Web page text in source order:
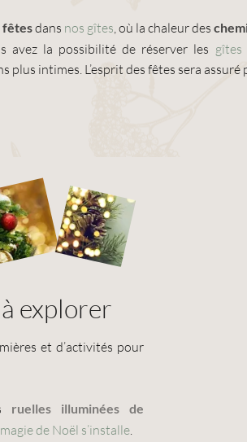
fêtesdans nos gîtes, où la chaleur des
avez la possibilité de réserver les gîtes
plus intimes. L’esprit des fêtes sera assuré
explorer
et d’activités pour
ruelles illuminées de
magie de Noël s’installe.